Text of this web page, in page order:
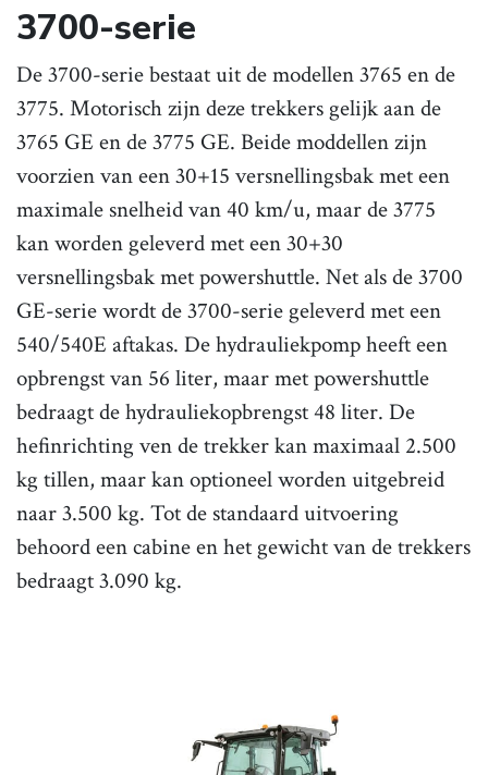
3700-serie
De 3700-serie bestaat uit de modellen 3765 en de
3775. Motorisch zijn deze trekkers gelijk aan de
3765 GE en de 3775 GE. Beide moddellen zijn
voorzien van een 30+15 versnellingsbak met een
maximale snelheid van 40 km/u, maar de 3775
kan worden geleverd met een 30+30
versnellingsbak met powershuttle. Net als de 3700
GE-serie wordt de 3700-serie geleverd met een
540/540E aftakas. De hydrauliekpomp heeft een
opbrengst van 56 liter, maar met powershuttle
bedraagt de hydrauliekopbrengst 48 liter. De
hefinrichting ven de trekker kan maximaal 2.500
kg tillen, maar kan optioneel worden uitgebreid
naar 3.500 kg. Tot de standaard uitvoering
behoord een cabine en het gewicht van de trekkers
bedraagt 3.090 kg.